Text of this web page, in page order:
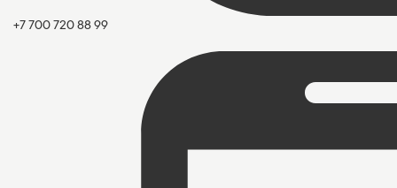
+7 700 720 88 99